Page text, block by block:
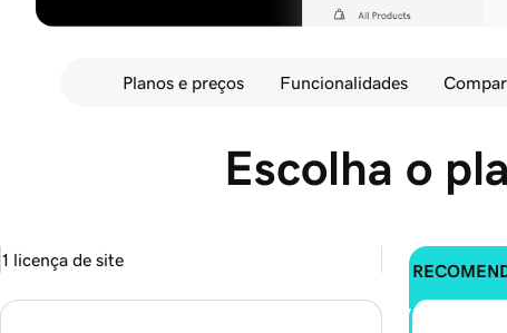
Planos e preços Funcionalidades
Escolha o
1 licença de site